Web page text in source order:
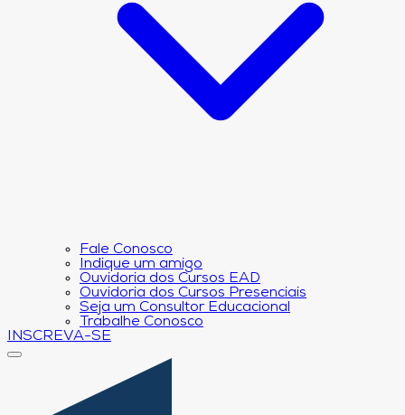
Fale Conosco
Indique um amigo
Ouvidoria dos Cursos EAD
Ouvidoria dos Cursos Presenciais
Seja um Consultor Educacional
Trabalhe Conosco
INSCREVA-SE